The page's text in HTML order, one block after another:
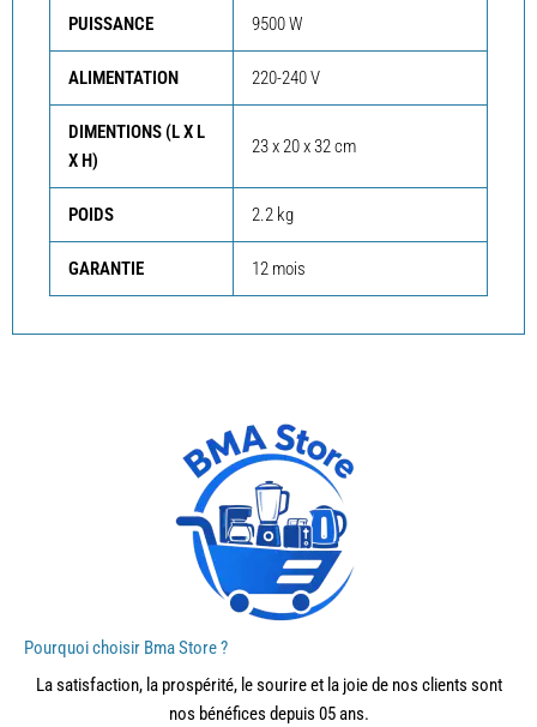
PUISSANCE 9500 W
ALIMENTATION 220-240 V
DIMENTIONS (L X L
X H)
23 x 20 x 32 cm
POIDS 2.2 kg
GARANTIE 12 mois
Pourquoi choisir Bma Store ?
La satisfaction, la prospérité, le sourire et la joie de nos clients sont
nos bénéfices depuis 05 ans.